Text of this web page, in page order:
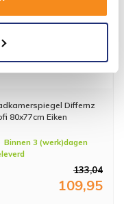
Differnz
80x77cm Eiken
Binnen 3 (werk)dagen
133,04
109,95